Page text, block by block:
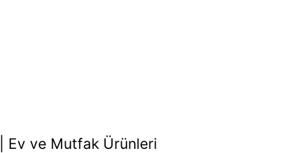
Ev ve Mutfak Ürünleri